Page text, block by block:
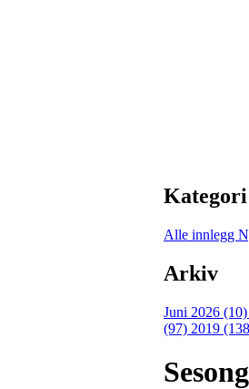
Kategori
Alle innlegg
Arkiv
Juni 2026 (10)
(97) 2019